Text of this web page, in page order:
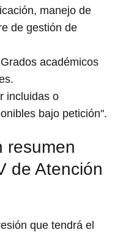
manejo de
de gestión de
Grados académicos
incluidas o
bajo petición".
resumen
de Atención
que tendrá el